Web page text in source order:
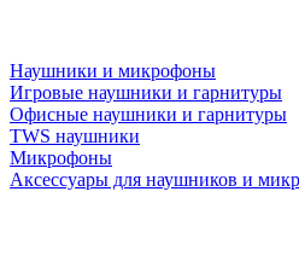
Наушники и микрофоны
Игровые наушники и гарнитуры
Офисные наушники и гарнитуры
TWS наушники
Микрофоны
Аксессуары для наушников и